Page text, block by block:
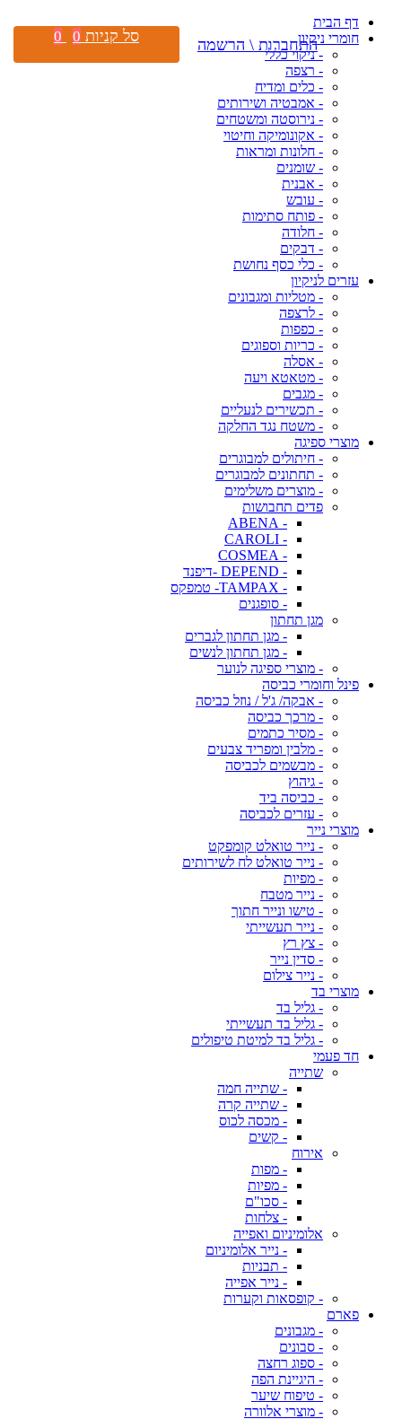
דף הבית
חומרי ניקיון
- ניקוי כללי
- רצפה
- כלים ומדיח
- אמבטיה ושירותים
- נירוסטה ומשטחים
- אקונומיקה וחיטוי
- חלונות ומראות
- שומנים
- אבנית
- עובש
- פותח סתימות
- חלודה
- דבקים
- כלי כסף נחושת
עזרים לניקיון
- מטליות ומגבונים
- לרצפה
- כפפות
- כריות וספוגים
- אסלה
- מטאטא ויעה
- מגבים
- תכשירים לנעליים
- משטח נגד החלקה
מוצרי ספיגה
- חיתולים למבוגרים
- תחתונים למבוגרים
- מוצרים משלימים
פדים תחבושות
- ABENA
- CAROLI
- COSMEA
- DEPEND -דיפנד
- TAMPAX- טמפקס
- סופגנים
מגן תחתון
- מגן תחתון לגברים
- מגן תחתון לנשים
- מוצרי ספיגה לנוער
פינל וחומרי כביסה
- אבקה/ ג'ל / נוזל כביסה
- מרכך כביסה
- מסיר כתמים
- מלבין ומפריד צבעים
- מבשמים לכביסה
- גיהוץ
- כביסה ביד
- עזרים לכביסה
מוצרי נייר
- נייר טואלט קומפקט
- נייר טואלט לח לשירותים
- מפיות
- נייר מטבח
- טישו ונייר חתוך
- נייר תעשייתי
- צץ רץ
- סדין נייר
- נייר צילום
מוצרי בד
- גליל בד
- גליל בד תעשייתי
- גליל בד למיטת טיפולים
חד פעמי
שתייה
- שתייה חמה
- שתייה קרה
- מכסה לכוס
- קשים
אירוח
- מפות
- מפיות
- סכו"ם
- צלחות
אלומיניום ואפייה
- נייר אלומיניום
- תבניות
- נייר אפייה
- קופסאות וקערות
פארם
- מגבונים
- סבונים
- ספוג רחצה
- היגיינת הפה
- טיפוח שיער
- מוצרי אלוורה
התחברות \ הרשמה סל קניות 0
0